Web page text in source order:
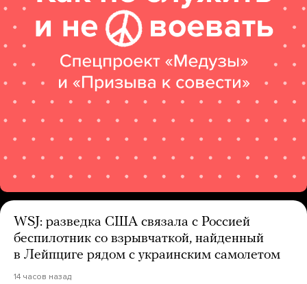
WSJ: разведка США связала с Россией
беспилотник со взрывчаткой, найденный
в Лейпциге рядом с украинским самолетом
14 часов назад